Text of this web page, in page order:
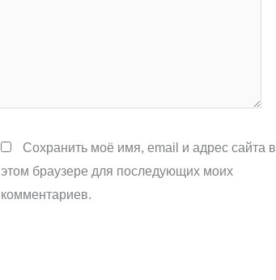
Сохранить моё имя, email и адрес сайта в
этом браузере для последующих моих
комментариев.